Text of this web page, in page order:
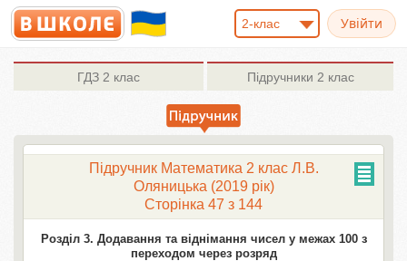
2-клас
ГДЗ 2 клас Підручники 2 клас
Підручник Математика 2 клас Л.В.
Оляницька (2019 рік)
Сторінка 47 з 144
Розділ 3. Додавання та віднімання чисел у межах 100 з
переходом через розряд